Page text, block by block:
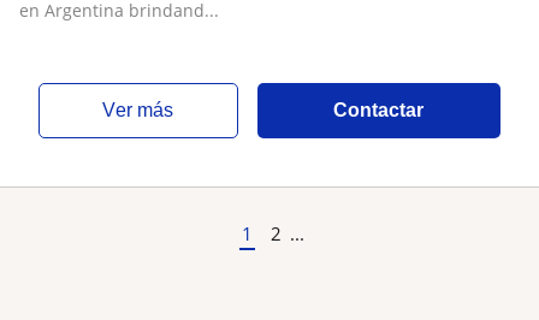
en Argentina brindand...
ver más Contactar
1 2 ...